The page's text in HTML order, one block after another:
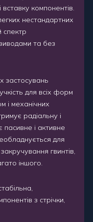
компонентів.
нестандартних
та без
застосувань
для всіх форм
і механічних
радіальну і
пасивне і активне
для
гвинтів,
іншого.
з стрічки,